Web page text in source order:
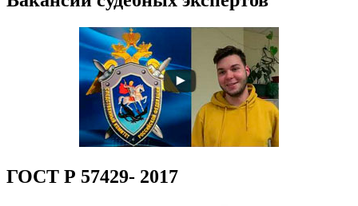
ГОСТ Р 57429- 2017